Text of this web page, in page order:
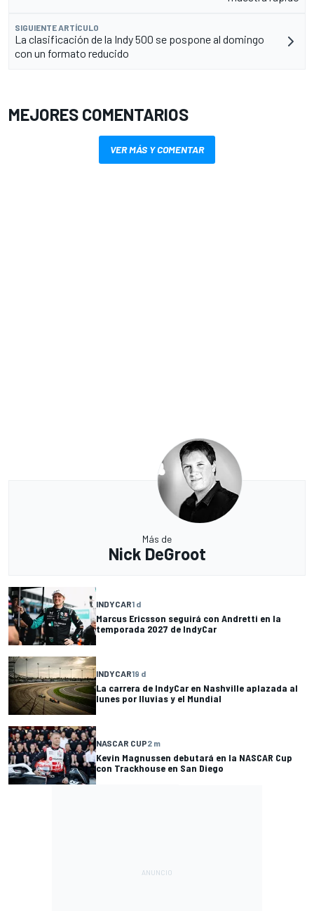
SIGUIENTE ARTÍCULO
La clasificación de la Indy 500 se pospone al domingo
con un formato reducido
MEJORES COMENTARIOS
VER MÁS Y COMENTAR
Más de
Nick DeGroot
INDYCAR1 d
Marcus Ericsson seguirá con Andretti en la
temporada 2027 de IndyCar
INDYCAR19 d
La carrera de IndyCar en Nashville aplazada al
lunes por lluvias y el Mundial
NASCAR CUP2 m
Kevin Magnussen debutará en la NASCAR Cup
con Trackhouse en San Diego